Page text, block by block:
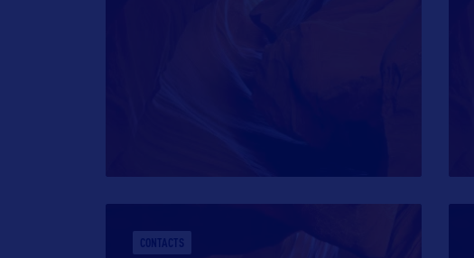
CONTACTS